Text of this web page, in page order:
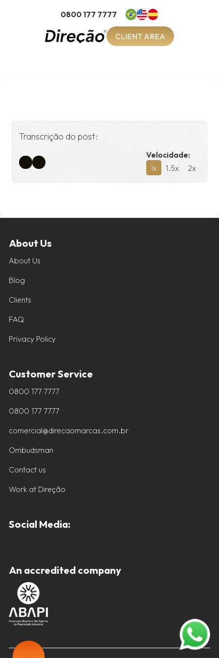
0800 177 7777
CLIENT AREA
Transcrição do post:
Velocidade:
1x 1.5x 2x
About Us
About Us
Blog
Clients
FAQ
Privacy Policy
Customer Service
0800 177 7777
0800 177 7777
comercial@direcaomarcas.com.br
Ombudsman
Contact us
Work at Direção
Social Media:
An accredited company